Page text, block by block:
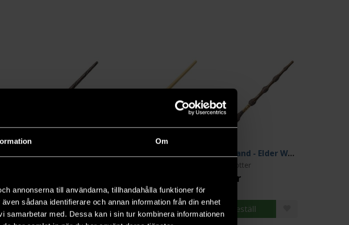
Om
annonserna till användarna, tillhandahålla funktioner för
sådana identifierare och annan information från din enhet
samarbetar med. Dessa kan i sin tur kombinera informationen
Längre leveranstid
Beställ Beställ
PVC Wand - Elder Wand
Harry Potter
249 kr
Beställ